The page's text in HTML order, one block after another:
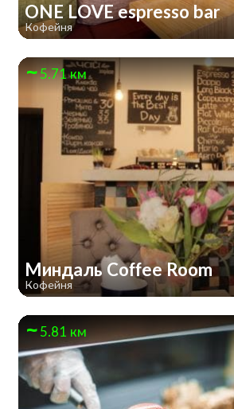
ONE LOVE espresso bar
Кофейня
5.71 км
Миндаль Coffee Room
Кофейня
5.81 км